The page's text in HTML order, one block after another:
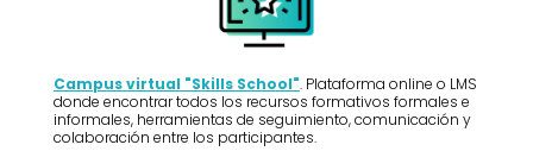
Campus virtual "Skills School". Plataforma online o LMS
donde encontrar todos los recursos formativos formales e
informales, herramientas de seguimiento, comunicación y
colaboración entre los participantes.